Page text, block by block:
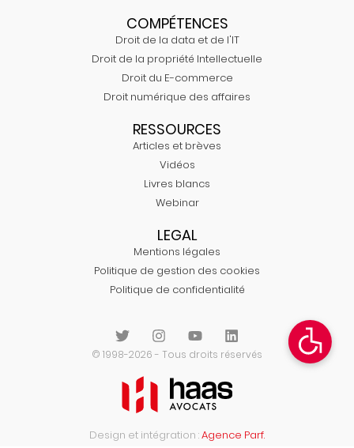
COMPÉTENCES
Droit de la data et de l'IT
Droit de la propriété Intellectuelle
Droit du E-commerce
Droit numérique des affaires
RESSOURCES
Articles et brèves
Vidéos
Livres blancs
Webinar
LEGAL
Mentions légales
Politique de gestion des cookies
Politique de confidentialité
© 1998-2026 - Tous droits réservés
Design et intégration :Agence Parf.